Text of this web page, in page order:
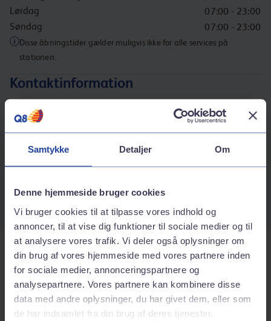
Samtykke Detaljer Om
Denne hjemmeside bruger cookies
Vi bruger cookies til at tilpasse vores indhold og
annoncer, til at vise dig funktioner til sociale medier og til
at analysere vores trafik. Vi deler også oplysninger om
din brug af vores hjemmeside med vores partnere inden
for sociale medier, annonceringspartnere og
analysepartnere. Vores partnere kan kombinere disse
data med andre oplysninger, du har givet dem, eller som
de har indsamlet fra din brug af deres tjenester.
Lørdag
07:00 - 23:00
Søndag
07:00 - 23:00
Disse åbningstider gælder muligvis ikke for alle services på
stationen.
Kontaktinformation
Adresse
Hobrovej 404
9200 Skalborg
Rutebeskrivelse
98181822
Tjenester på stationen
Bilvask
Inkluderede services